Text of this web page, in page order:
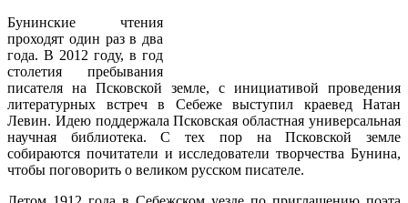
Бунинские чтения
проходят один раз в два
года. В 2012 году, в год
столетия пребывания
писателя на Псковской земле, с инициативой проведения
литературных встреч в Себеже выступил краевед Натан
Левин. Идею поддержала Псковская областная универсальная
научная библиотека. С тех пор на Псковской земле
собираются почитатели и исследователи творчества Бунина,
чтобы поговорить о великом русском писателе.